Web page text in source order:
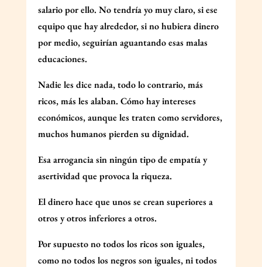
salario por ello. No tendría yo muy claro, si ese
equipo que hay alrededor, si no hubiera dinero
por medio, seguirían aguantando esas malas
educaciones.
Nadie les dice nada, todo lo contrario, más
ricos, más les alaban. Cómo hay intereses
económicos, aunque les traten como servidores,
muchos humanos pierden su dignidad.
Esa arrogancia sin ningún tipo de empatía y
asertividad que provoca la riqueza.
El dinero hace que unos se crean superiores a
otros y otros inferiores a otros.
Por supuesto no todos los ricos son iguales,
como no todos los negros son iguales, ni todos